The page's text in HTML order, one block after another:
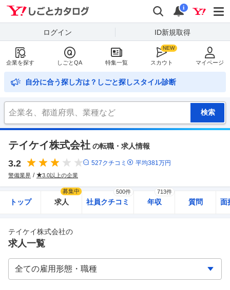
検索
通知
i
ログイン ID新規取得
企業を探す しごとQA 特集一覧 スカウト マイページ
自分に合う探し方は？しごと探しスタイル診断
テイケイ株式会社 の転職・求人情報
3.2 527クチコミ 平均381 万円
警備業界 3.0以上の企業
トップ 求人
募集中
社員クチコミ
500件
年収
713件
質問 面
テイケイ株式会社の
求人一覧